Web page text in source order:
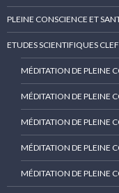
PLEINE CONSCIENCE ET
ETUDES SCIENTIFIQUES
MÉDITATION DE PLEINE
MÉDITATION DE PLEINE
MÉDITATION DE PLEINE
MÉDITATION DE PLEINE
MÉDITATION DE PLEINE